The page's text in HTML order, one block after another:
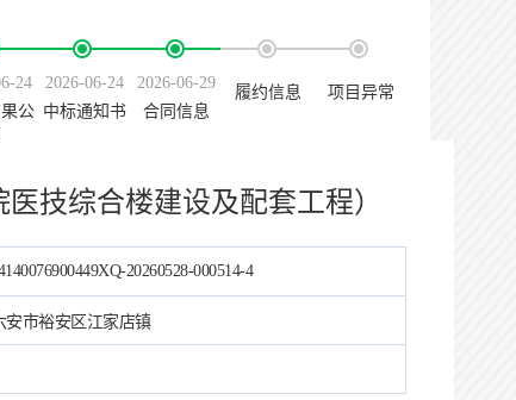
24
公
2026-06-24
中标通知书
2026-06-29
合同信息
履约信息 项目异常
技综合楼建设及配套工程）
20260528-000514-4
安市裕安区江家店镇